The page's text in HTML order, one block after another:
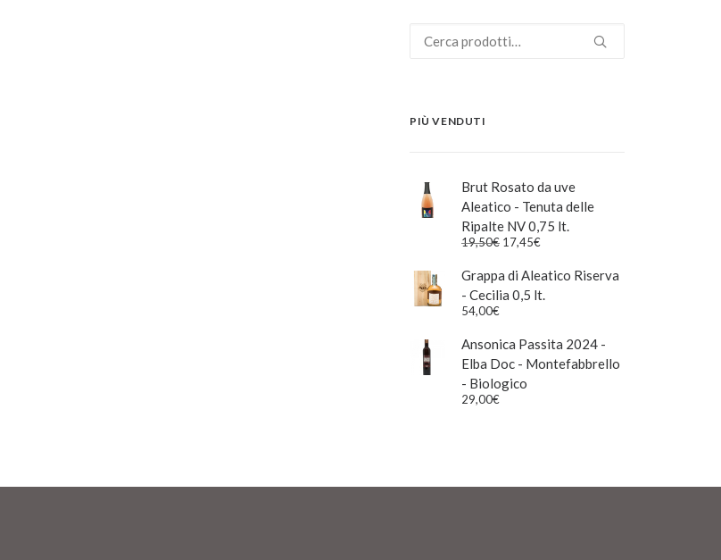
Cerca:
PIÙ VENDUTI
Brut Rosato da uve
Aleatico - Tenuta delle
Ripalte NV 0,75 lt.
19,50€ Il
originale
era:
19,50€.
17,45€
attuale
è:
17,45€.
Grappa di Aleatico Riserva
- Cecilia 0,5 lt.
54,00€
Ansonica Passita 2024 -
Elba Doc - Montefabbrello
- Biologico
29,00€